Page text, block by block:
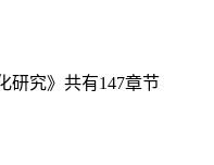
研究》共有147章节